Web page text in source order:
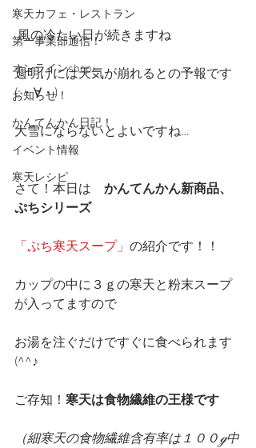
寒天カフェ・レストラン
第一事業部通信！
オンラインshop
お知らせ！
かんてんかん日記！
イベント情報
寒天レシピ
風の冷たい日が続きますね
週明けには天気が崩れるとの予報です
(;・∀・)
大雪にならないとよいですね…
さて！本日は かんてんかん新商品、
ぷちシリーズ
「ぷち寒天スープ」 の紹介です！！
カップの中に３ｇの寒天と粉末スープ
が入ってますので
お湯を注ぐだけですぐに食べられます
(^^♪
ご存知！ 寒天は食物繊維の王様です
（細寒天の食物繊維含有率は１００ℊ中